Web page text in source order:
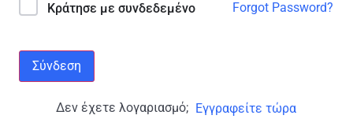
Κράτησε με συνδεδεμένο Forgot Password?
Σύνδεση
Δεν έχετε λογαριασμό; Εγγραφείτε τώρα